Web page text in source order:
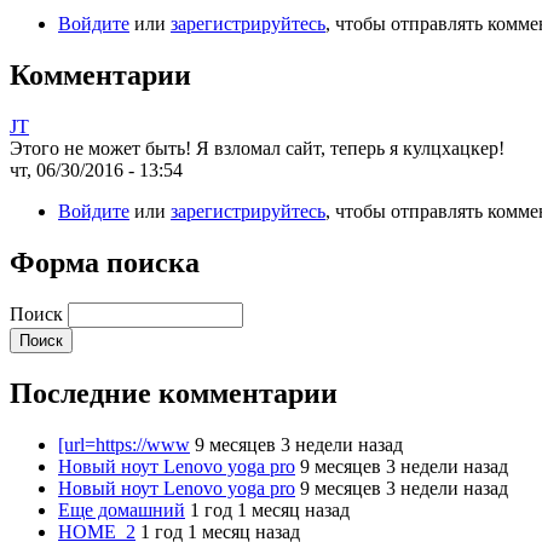
Войдите или зарегистрируйтесь, чтобы отправлять
Комментарии
JT
Этого не может быть! Я взломал сайт, теперь я кулцхацкер!
чт, 06/30/2016 - 13:54
Войдите или зарегистрируйтесь, чтобы отправлять
Форма поиска
Поиск
Последние комментарии
[url=https://www 9 месяцев 3 недели назад
Новый ноут Lenovo yoga pro 9 месяцев 3 недели назад
Новый ноут Lenovo yoga pro 9 месяцев 3 недели назад
Еще домашний 1 год 1 месяц назад
HOME_2 1 год 1 месяц назад